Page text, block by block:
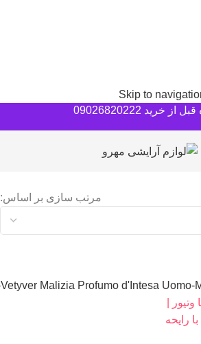
Skip to
خرید 09026820222
مرتب سازی بر اساس:
|
Malizia Uomo Vetyver با رایحه